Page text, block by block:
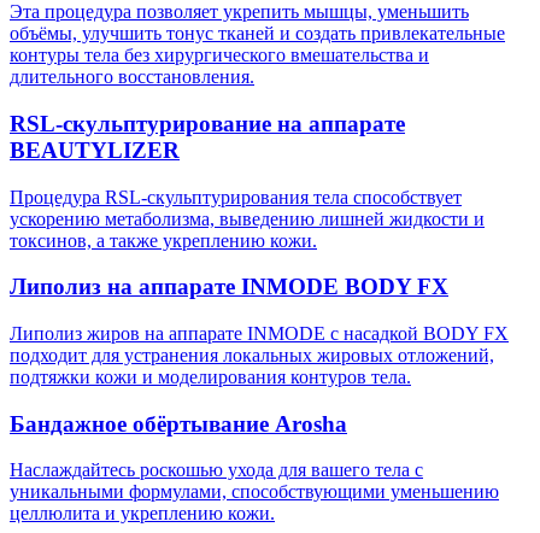
Эта процедура позволяет укрепить мышцы, уменьшить
объёмы, улучшить тонус тканей и создать привлекательные
контуры тела без хирургического вмешательства и
длительного восстановления.
RSL-скульптурирование на аппарате
BEAUTYLIZER
Процедура RSL-скульптурирования тела способствует
ускорению метаболизма, выведению лишней жидкости и
токсинов, а также укреплению кожи.
Липолиз на аппарате INMODE BODY FX
Липолиз жиров на аппарате INMODE с насадкой BODY FX
подходит для устранения локальных жировых отложений,
подтяжки кожи и моделирования контуров тела.
Бандажное обёртывание Arosha
Наслаждайтесь роскошью ухода для вашего тела с
уникальными формулами, способствующими уменьшению
целлюлита и укреплению кожи.